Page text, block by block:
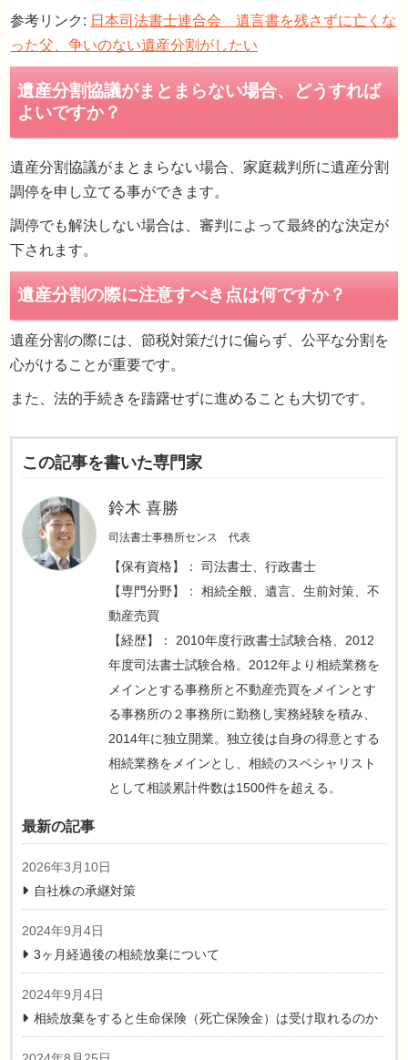
遺言書の内容を確認
相続人全員の合意
遺言執行者の同意
受遺者の同意
父が亡くなり兄弟で遺産分割協議書を作成
続を行ったのですが、数か月後に父が認知
愛人の子が現れたのですが？
参考リンク: 日本司法書士連合会 遺言書を残さずに亡くな
った父、争いのない遺産分割がしたい
遺産分割協議がまとまらない場合、家庭裁判所に遺産分割
調停を申し立てる事ができます。
調停でも解決しない場合は、審判によって最終的な決定が
下されます。
遺産分割の際には、節税対策だけに偏らず、公平な分割を
心がけることが重要です。
また、法的手続きを躊躇せずに進めることも大切です。
この記事を書いた専門家
鈴木 喜勝
司法書士事務所センス 代表
【保有資格】： 司法書士、行政書士
【専門分野】： 相続全般、遺言、生前対策、不
動産売買
【経歴】： 2010年度行政書士試験合格、2012
年度司法書士試験合格。2012年より相続業務を
メインとする事務所と不動産売買をメインとす
る事務所の２事務所に勤務し実務経験を積み、
2014年に独立開業。独立後は自身の得意とする
相続業務をメインとし、相続のスペシャリスト
として相談累計件数は1500件を超える。
最新の記事
2026年3月10日
自社株の承継対策
2024年9月4日
3ヶ月経過後の相続放棄について
2024年9月4日
相続放棄をすると生命保険（死亡保険金）は受け取れるのか